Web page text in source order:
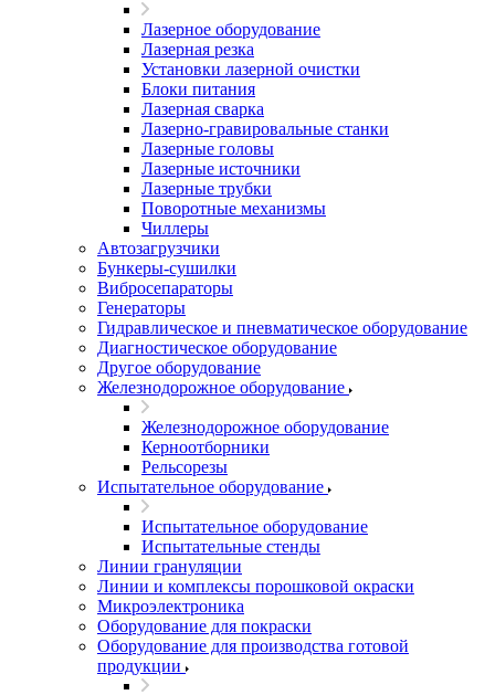
Лазерное оборудование
Лазерная резка
Установки лазерной очистки
Блоки питания
Лазерная сварка
Лазерно-гравировальные станки
Лазерные головы
Лазерные источники
Лазерные трубки
Поворотные механизмы
Чиллеры
Автозагрузчики
Бункеры-сушилки
Вибросепараторы
Генераторы
Гидравлическое и пневматическое оборудование
Диагностическое оборудование
Другое оборудование
Железнодорожное оборудование
Железнодорожное оборудование
Керноотборники
Рельсорезы
Испытательное оборудование
Испытательное оборудование
Испытательные стенды
Линии грануляции
Линии и комплексы порошковой окраски
Микроэлектроника
Оборудование для покраски
Оборудование для производства готовой
продукции